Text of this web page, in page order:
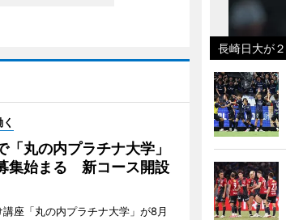
「丸の内プラチナ大学」
集始まる 新コース開設
座「丸の内プラチナ大学」が8月
長崎日大が